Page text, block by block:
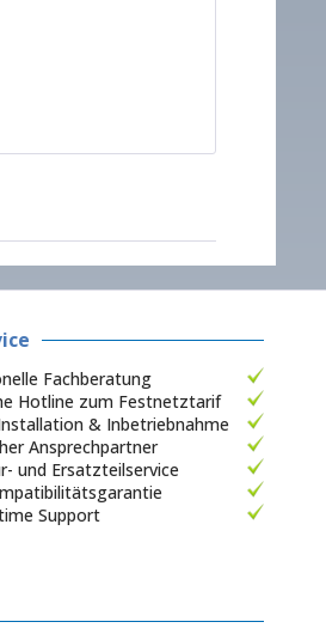
Fachberatung
Hotline zum Festnetztarif
& Inbetriebnahme
Ansprechpartner
und Ersatzteilservice
Support